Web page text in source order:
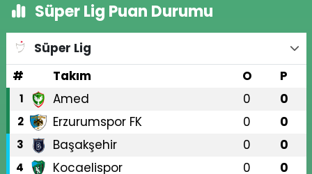
Süper Lig Puan Durumu
Süper Lig
#
Takım O P
1 Amed 0 0
2 Erzurumspor FK 0 0
3 Başakşehir 0 0
4 Kocaelispor 0 0